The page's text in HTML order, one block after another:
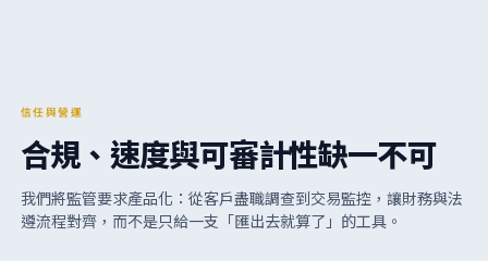
信任與營運
合規、速度與可審計性缺一不可
我們將監管要求產品化：從客戶盡職調查到交易監控，讓財務與法
遵流程對齊，而不是只給一支「匯出去就算了」的工具。